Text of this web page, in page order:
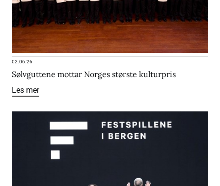
02.06.26
Sølvguttene mottar Norges største kulturpris
Les mer